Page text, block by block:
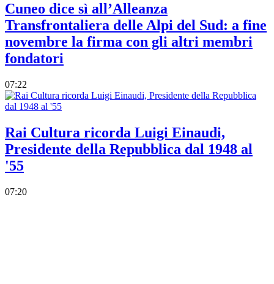
Cuneo dice sì all’Alleanza
Transfrontaliera delle Alpi del Sud: a fine
novembre la firma con gli altri membri
fondatori
07:22
Rai Cultura ricorda Luigi Einaudi,
Presidente della Repubblica dal 1948 al
'55
07:20